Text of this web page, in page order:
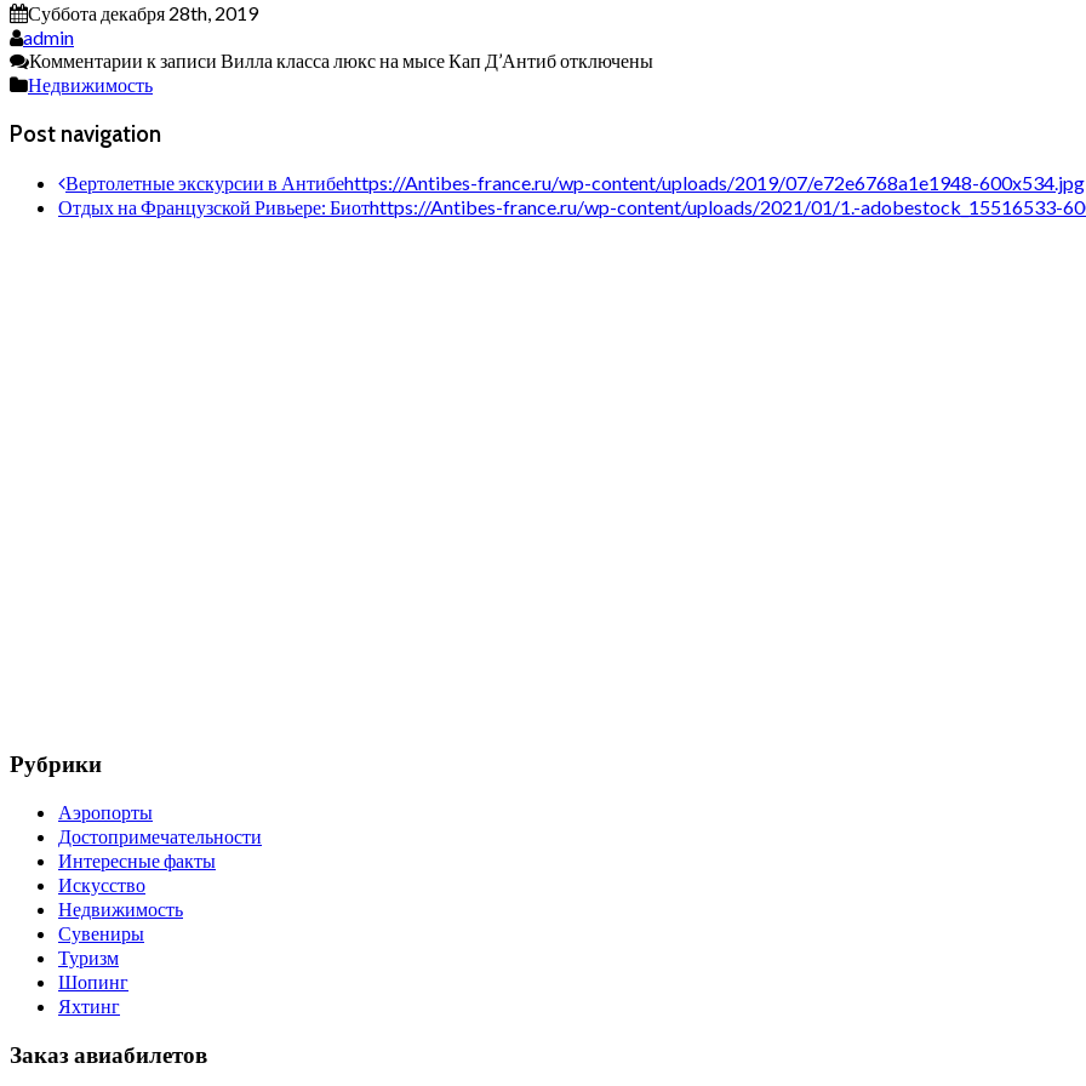
Суббота декабря 28th, 2019
admin
Комментарии к записи Вилла класса люкс на мысе Кап Д’Антиботключены
Недвижимость
Post navigation
Вертолетные экскурсии в Антибеhttps://Antibes-france.ru/wp-content/uploads/2019/07/e72e6768a1e1948-600x534.jpg
Отдых на Французской Ривьере: Биотhttps://Antibes-france.ru/wp-content/uploads/2021/01/1.-adobestock_15516533-
Рубрики
Аэропорты
Достопримечательности
Интересные факты
Искусство
Недвижимость
Сувениры
Туризм
Шопинг
Яхтинг
Заказ авиабилетов